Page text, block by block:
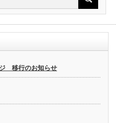
移行のお知らせ